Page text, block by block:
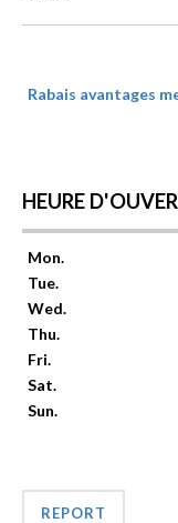
Rabais avantages
HEURE
Mon.
Tue.
Wed.
Thu.
Fri.
Sat.
Sun.
REPORT